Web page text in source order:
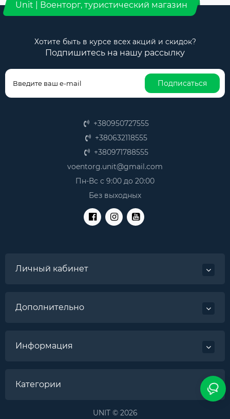
Unit | Военторг, туристический магазин
Хотите быть в курсе всех акций и скидок?
Подпишитесь на нашу рассылку
Подписаться
+380950727555
+380632118555
+380971788555
voentorg.unit@gmail.com
Пн-Вс с 9:00 до 20:00
Без выходных
Личный кабинет
Дополнительно
Информация
Категории
UNIT © 2026